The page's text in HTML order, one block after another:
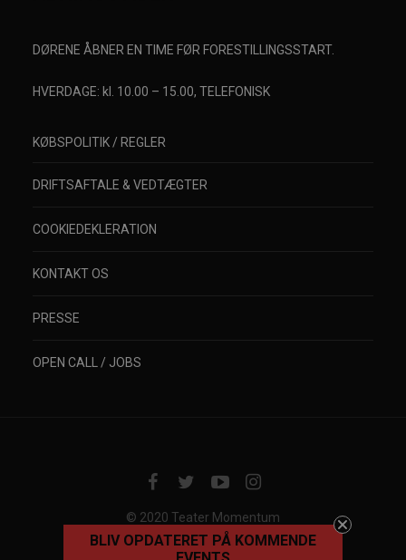
DØRENE ÅBNER EN TIME FØR FORESTILLINGSSTART.
HVERDAGE: kl. 10.00 – 15.00, TELEFONISK
KØBSPOLITIK / REGLER
DRIFTSAFTALE & VEDTÆGTER
COOKIEDEKLERATION
KONTAKT OS
PRESSE
OPEN CALL / JOBS
© 2020 Teater Momentum
BLIV OPDATERET PÅ KOMMENDE